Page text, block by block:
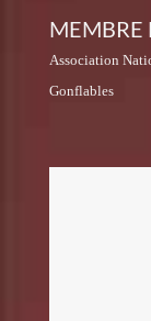
MEMBRE
Association
Gonflables